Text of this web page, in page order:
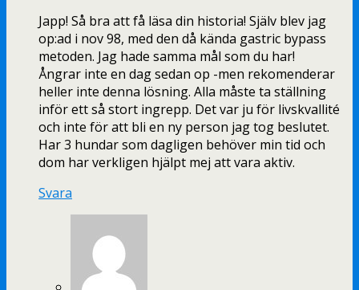
Japp! Så bra att få läsa din historia! Själv blev jag
op:ad i nov 98, med den då kända gastric bypass
metoden. Jag hade samma mål som du har!
Ångrar inte en dag sedan op -men rekomenderar
heller inte denna lösning. Alla måste ta ställning
inför ett så stort ingrepp. Det var ju för livskvallité
och inte för att bli en ny person jag tog beslutet.
Har 3 hundar som dagligen behöver min tid och
dom har verkligen hjälpt mej att vara aktiv.
Svara